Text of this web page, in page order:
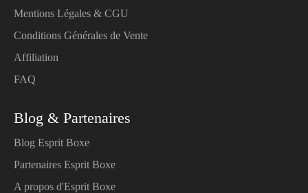
Mentions Légales & CGU
Conditions Générales de Vente
Affiliation
FAQ
Blog & Partenaires
Blog Esprit Boxe
Partenaires Esprit Boxe
A propos d'Esprit Boxe